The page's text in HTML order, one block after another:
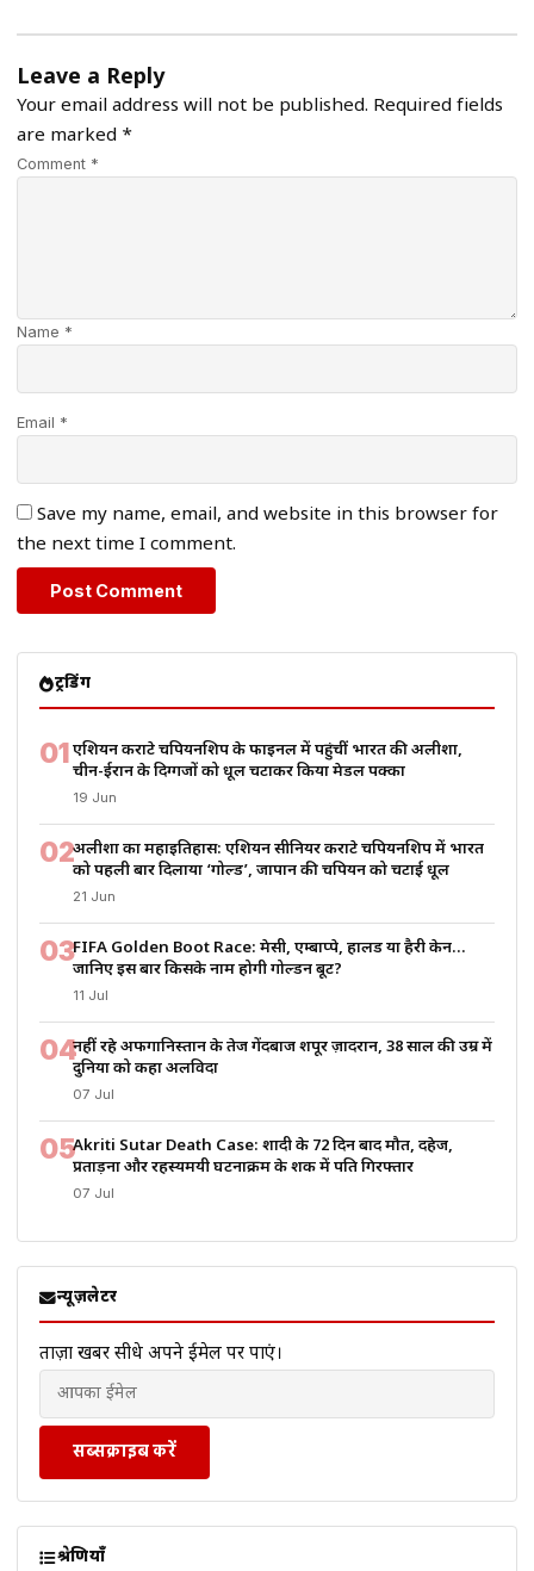
Leave a Reply
Your email address will not be published. Required fields
are marked *
Comment *
Name *
Email *
Save my name, email, and website in this browser for
the next time I comment.
ट्रेंडिंग
01एशियन कराटे चैंपियनशिप के फाइनल में पहुंचीं भारत की अलीशा,
चीन-ईरान के दिग्गजों को धूल चटाकर किया मेडल पक्का
19 Jun
02अलीशा का महाइतिहास: एशियन सीनियर कराटे चैंपियनशिप में भारत
को पहली बार दिलाया ‘गोल्ड’, जापान की चैंपियन को चटाई धूल
21 Jun
03FIFA Golden Boot Race: मेसी, एम्बाप्पे, हालैंड या हैरी केन…
जानिए इस बार किसके नाम होगी गोल्डन बूट?
11 Jul
04नहीं रहे अफगानिस्तान के तेज गेंदबाज शपूर ज़ादरान, 38 साल की उम्र में
दुनिया को कहा अलविदा
07 Jul
05Akriti Sutar Death Case: शादी के 72 दिन बाद मौत, दहेज,
प्रताड़ना और रहस्यमयी घटनाक्रम के शक में पति गिरफ्तार
07 Jul
न्यूज़लेटर
ताज़ा खबरें सीधे अपने ईमेल पर पाएं।
सब्सक्राइब करें
श्रेणियाँ